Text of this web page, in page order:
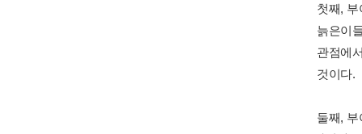
첫째,
늙은이
관점에
것이다.
둘째,